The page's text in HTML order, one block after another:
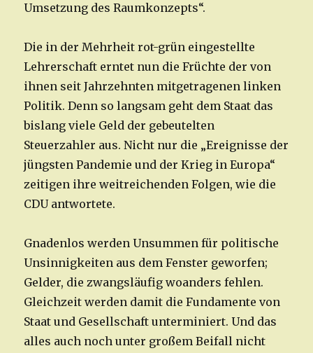
Umsetzung des Raumkonzepts“.
Die in der Mehrheit rot-grün eingestellte
Lehrerschaft erntet nun die Früchte der von
ihnen seit Jahrzehnten mitgetragenen linken
Politik. Denn so langsam geht dem Staat das
bislang viele Geld der gebeutelten
Steuerzahler aus. Nicht nur die „Ereignisse der
jüngsten Pandemie und der Krieg in Europa“
zeitigen ihre weitreichenden Folgen, wie die
CDU antwortete.
Gnadenlos werden Unsummen für politische
Unsinnigkeiten aus dem Fenster geworfen;
Gelder, die zwangsläufig woanders fehlen.
Gleichzeit werden damit die Fundamente von
Staat und Gesellschaft unterminiert. Und das
alles auch noch unter großem Beifall nicht